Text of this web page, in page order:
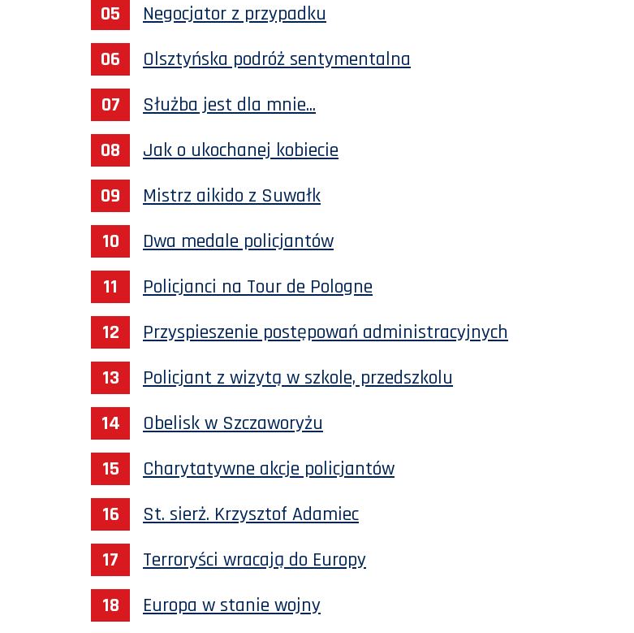
Negocjator z przypadku
Olsztyńska podróż sentymentalna
Służba jest dla mnie...
Jak o ukochanej kobiecie
Mistrz aikido z Suwałk
Dwa medale policjantów
Policjanci na Tour de Pologne
Przyspieszenie postępowań administracyjnych
Policjant z wizytą w szkole, przedszkolu
Obelisk w Szczaworyżu
Charytatywne akcje policjantów
St. sierż. Krzysztof Adamiec
Terroryści wracają do Europy
Europa w stanie wojny